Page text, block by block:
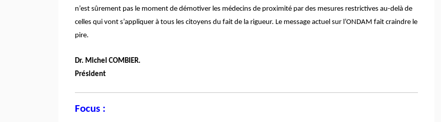
n’est sûrement pas le moment de démotiver les médecins de proximité par des mesures restrictives au-delà de
celles qui vont s’appliquer à tous les citoyens du fait de la rigueur. Le message actuel sur l’ONDAM fait craindre le
pire.
Dr. Michel COMBIER.
Président
Focus :